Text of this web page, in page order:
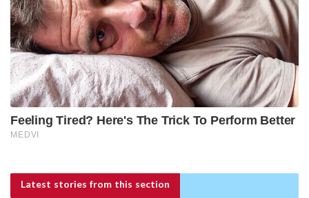
Latest stories from this section